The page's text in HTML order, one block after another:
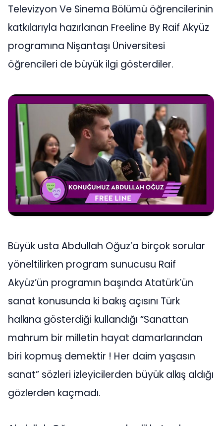
Televizyon Ve Sinema Bölümü öğrencilerinin
katkılarıyla hazırlanan Freeline By Raif Akyüz
programına Nişantaşı Üniversitesi
öğrencileri de büyük ilgi gösterdiler.
Büyük usta Abdullah Oğuz’a birçok sorular
yöneltilirken program sunucusu Raif
Akyüz’ün programın başında Atatürk’ün
sanat konusunda ki bakış açısını Türk
halkına gösterdiği kullandığı “Sanattan
mahrum bir milletin hayat damarlarından
biri kopmuş demektir ! Her daim yaşasın
sanat” sözleri izleyicilerden büyük alkış aldığı
gözlerden kaçmadı.